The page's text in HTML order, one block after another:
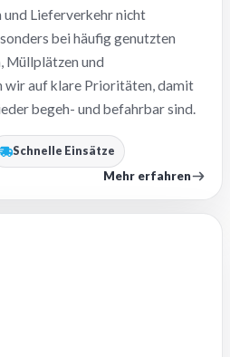
und Lieferverkehr nicht
bei häufig genutzten
Müllplätzen und
wir auf klare Prioritäten, damit
begeh- und befahrbar sind.
Schnelle Einsätze
Mehr erfahren